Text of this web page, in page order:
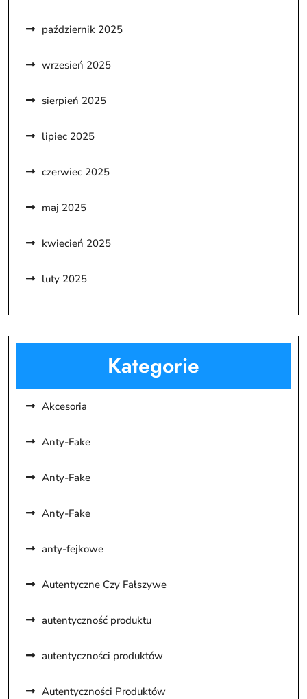
październik 2025
wrzesień 2025
sierpień 2025
lipiec 2025
czerwiec 2025
maj 2025
kwiecień 2025
luty 2025
Kategorie
Akcesoria
Anty-Fake
Anty-Fake
Anty-Fake
anty-fejkowe
Autentyczne Czy Fałszywe
autentyczność produktu
autentyczności produktów
Autentyczności Produktów